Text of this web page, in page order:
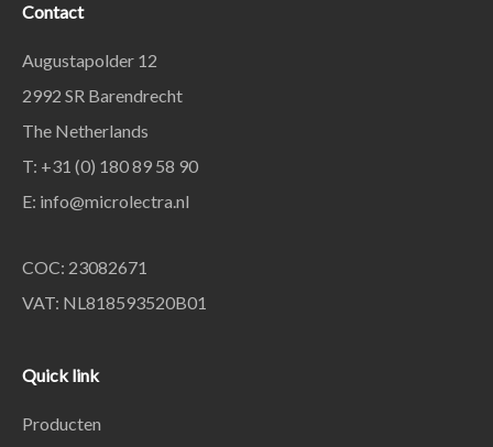
Contact
Augustapolder 12
2992 SR Barendrecht
The Netherlands
T: +31 (0) 180 89 58 90
E: info@microlectra.nl
COC: 23082671
VAT: NL818593520B01
Quick link
Producten